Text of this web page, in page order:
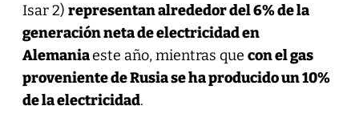
Isar 2) representan alrededor del 6% de la
generación neta de electricidad en
Alemaniaeste año, mientras que con el gas
proveniente de Rusia se ha producido un 10%
de la electricidad.